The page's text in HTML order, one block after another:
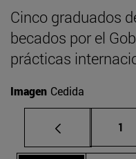
Cinco graduados
becados por el
prácticas
Imagen Cedida
1